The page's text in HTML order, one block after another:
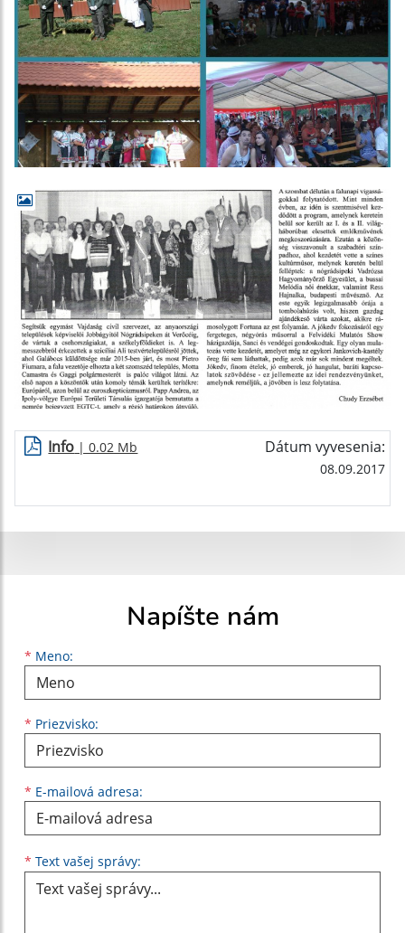
Info | 0.02 Mb Dátum vyvesenia:
08.09.2017
Napíšte nám
* Meno:
Meno
* Priezvisko:
Priezvisko
* E-mailová adresa:
E-mailová adresa
* Text vašej správy: